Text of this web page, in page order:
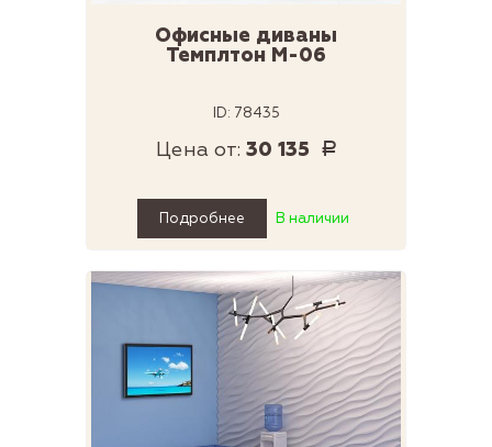
Офисные диваны
Темплтон М-06
ID: 78435
Цена от: 30 135 Р
Подробнее В наличии